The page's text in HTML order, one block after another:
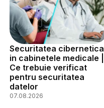
Securitatea cibernetica
in cabinetele medicale |
Ce trebuie verificat
pentru securitatea
datelor
07.08.2026